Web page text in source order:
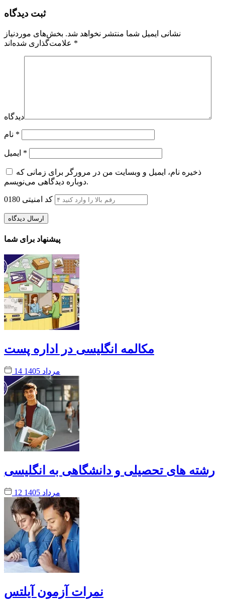
ثبت دیدگاه
نشانی ایمیل شما منتشر نخواهد شد. بخش‌های موردنیاز
*
دیدگاه
*
*
ذخیره نام، ایمیل و وبسایت من در مرورگر برای زمانی که
دوباره دیدگاهی می‌نویسم.
کد امنیتی 0180
پیشنهاد برای شما
مکالمه انگلیسی در اداره پست
14 مرداد 1405
رشته های تحصیلی و دانشگاهی به انگلیسی
12 مرداد 1405
نمرات آزمون آیلتس